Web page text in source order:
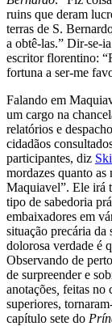
ruins que deram
terras de S.
a obtê-las.” Dir-se-
escritor florentino:
fortuna a ser-me
Falando em
um cargo na
relatórios e
cidadãos
participantes, diz
mordazes quanto
Maquiavel”. Ele irá
tipo de sabedoria
embaixadores em
situação precária da
dolorosa verdade é
Observando de
de surpreender e
anotações feitas no
superiores,
capítulo sete do